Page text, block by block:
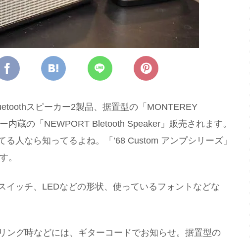
スピーカー2製品、据置型の「MONTEREY
内蔵の「NEWPORT Bletooth Speaker」販売されます。
人なら知ってるよね。「’68 Custom アンプシリーズ」
。
イッチ、LEDなどの形状、使っているフォントなどな
ング時などには、ギターコードでお知らせ。据置型の